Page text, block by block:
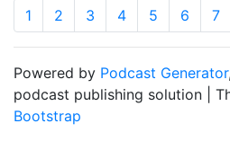
1 2 3 4 5 6 7
Powered by Podcast Generator
podcast publishing solution |
Bootstrap